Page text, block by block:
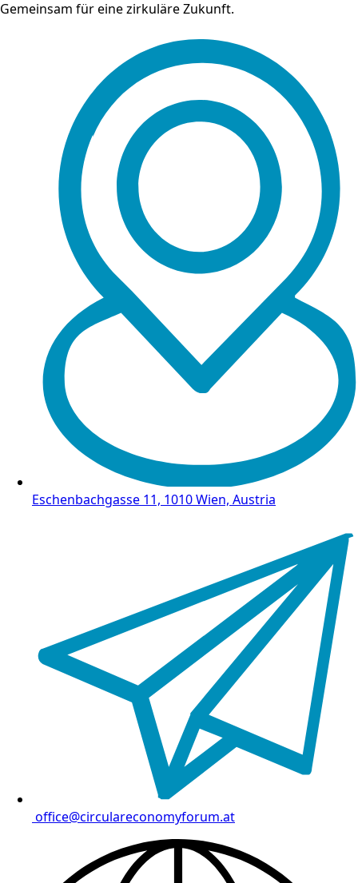
Gemeinsam für eine zirkuläre Zukunft.
Eschenbachgasse 11, 1010 Wien, Austria
office@circulareconomyforum.at